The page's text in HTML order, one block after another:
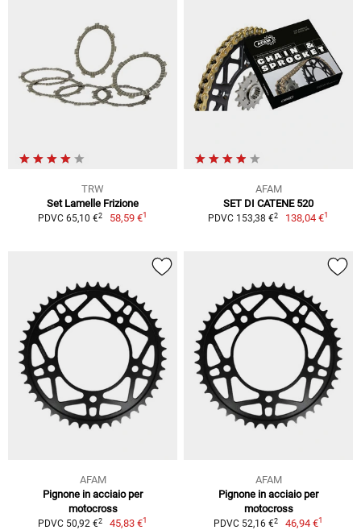
TRW
Set Lamelle Frizione
PDVC 65,10 €2 58,59 €1
AFAM
SET DI CATENE 520
PDVC 153,38 €2 138,04 €1
AFAM
Pignone in acciaio per
motocross
PDVC 50,92 €2 45,83 €1
AFAM
Pignone in acciaio per
motocross
PDVC 52,16 €2 46,94 €1